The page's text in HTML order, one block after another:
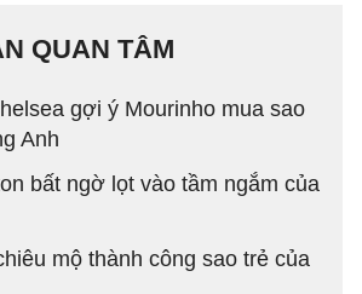
QUAN TÂM
gợi ý Mourinho mua sao
Anh
bất ngờ lọt vào tầm ngắm của
mộ thành công sao trẻ của